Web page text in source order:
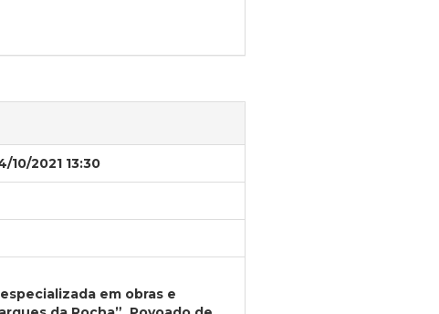
10/2021 13:30
em obras e